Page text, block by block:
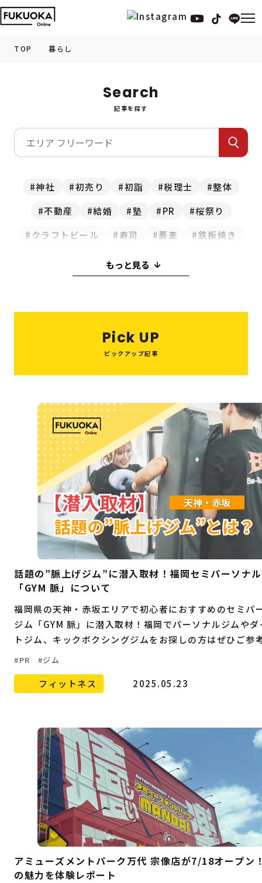
観光・お出かけ
福岡のイベント
福岡のビューティー情報
福岡の フィットネス情報
福岡の教育・子育て情報
福岡のビジネス情報
TOP 暮らし
Search
記事を探す
神社 初売り 初詣 税理士
整体
不動産
結婚 塾 PR
桜祭り
クラフトビール
寿司 蕎麦
鉄板焼き
食べ放題 お正月
コンサルティング
イルミネーション
12月
ダンス
3月 伝統 2月
1月
リフォーム
ジム ラーメン
グルメ
お祭り
イベント 自然
フィットネス
ランチ
海鮮 居酒屋 もつ鍋
もっと見る
Pick UP
ピックアップ記事
話題の”脈上げジム”に潜入取材！福岡セミパーソナ
「GYM 脈」について
福岡県の天神・赤坂エリアで初心者におすすめのセミパ
ジム「GYM 脈」に潜入取材！福岡でパーソナルジムや
トジム、キックボクシングジムをお探しの方はぜひご参
PR ジム
フィットネス 2025.05.23
アミューズメントパーク万代 宗像店が7/18オープン
の魅力を体験レポート